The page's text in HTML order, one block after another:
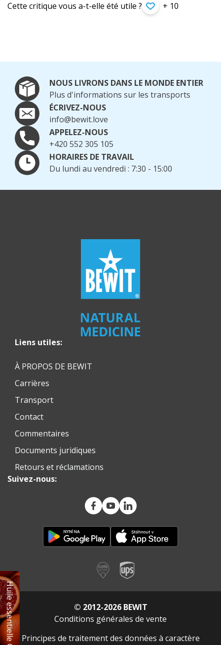
Cette critique vous a-t-elle été utile ? + 10
NOUS LIVRONS DANS LE MONDE ENTIER
Plus d'informations sur les transports
ÉCRIVEZ-NOUS
info@bewit.love
APPELEZ-NOUS
+420 552 305 105
HORAIRES DE TRAVAIL
Du lundi au vendredi : 7:30 - 15:00
Liens utiles:
À PROPOS DE BEWIT
Carrières
Transport
Contact
Commentaires
Documents juridiques
Retours et réclamations
Suivez-nous:
© 2012-2026 BEWIT
Conditions générales de vente
Principes de traitement des données à caractère